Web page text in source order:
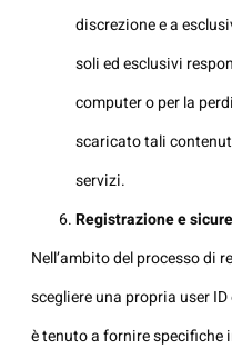
discrezione e a
soli ed esclusivi
computer o per la
scaricato tali
servizi.
Registrazione e
Nell’ambito del processo di
scegliere una propria user
è tenuto a fornire specifiche